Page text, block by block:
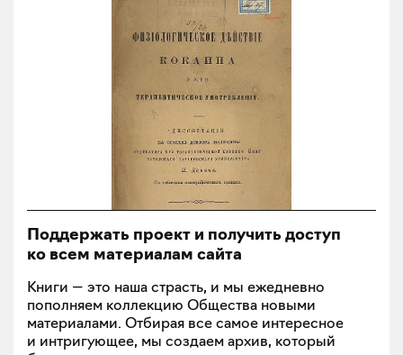
Поддержать проект и получить доступ
ко всем материалам сайта
Книги — это наша страсть, и мы ежедневно
пополняем коллекцию Общества новыми
материалами. Отбирая все самое интересное
и интригующее, мы создаем архив, который